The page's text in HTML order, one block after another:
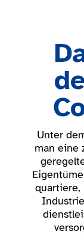
Unter
man eine
quartiere,